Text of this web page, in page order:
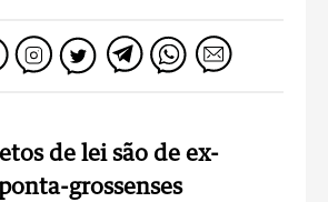
de lei são de ex-
grossenses